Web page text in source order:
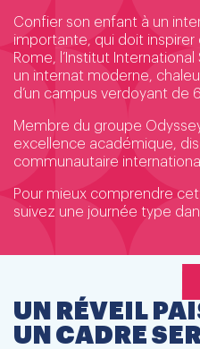
Confier son enfant à un
importante, qui doit
Rome, l’Institut
un internat moderne,
d’un campus verdoyant de
Membre du groupe
excellence académique,
communautaire
Pour mieux comprendre
suivez une journée type
UN RÉVEIL
UN CADRE